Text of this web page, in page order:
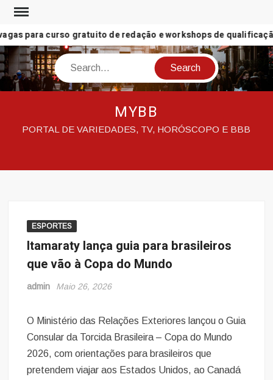
Skip
contentpara curso gratuito de redação e workshops de
Search
MYBB
PORTAL DE VARIEDADES, TV, HORÓSCOPO E BBB
ESPORTES
Itamaraty lança guia para brasileiros
que vão à Copa do Mundo
admin Maio 26, 2026
O Ministério das Relações Exteriores lançou o Guia
Consular da Torcida Brasileira – Copa do Mundo
2026, com orientações para brasileiros que
pretendem viajar aos Estados Unidos, ao Canadá